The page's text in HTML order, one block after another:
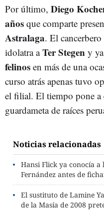
Por último, Diego
años que comparte
Astralaga. El
idolatra aTer Stegen y
felinos en más de una
curso atrás apenas tuvo
el filial. El tiempo pone a
guardameta de raíces
Noticias relacionadas
Hansi Flick ya conocía
Fernández antes de
El sustituto de Lamine
de la Masía de 2008